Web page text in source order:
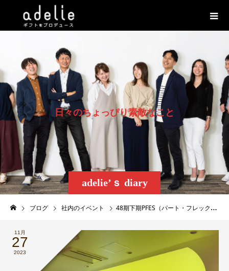
adelie’ｓ diary
日々のちょ っぴり素敵なこ と
ブログ 社内のイベント 48期下期PFES（パート・フレックス・エルダー・シニア）の集いが行われました
11月
27
2023